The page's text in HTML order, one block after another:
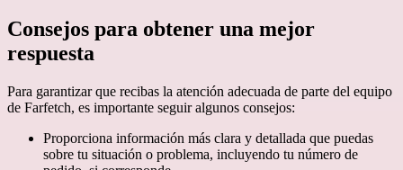
Consejos para obtener una mejor
respuesta
Para garantizar que recibas la atención adecuada de parte del equipo
de Farfetch, es importante seguir algunos consejos:
Proporciona información más clara y detallada que puedas
sobre tu situación o problema, incluyendo tu número de